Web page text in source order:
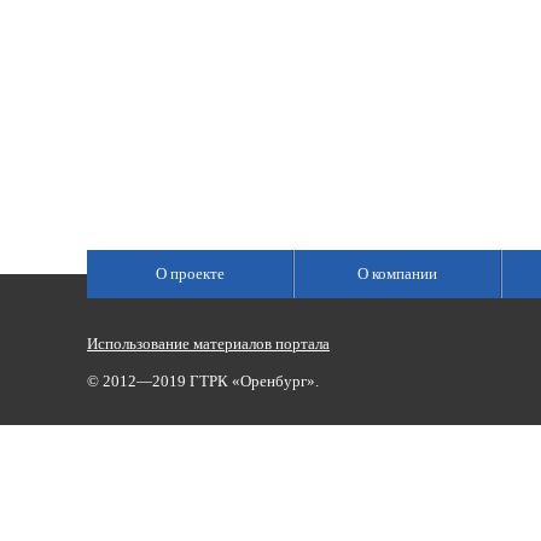
О проекте О компании
Использование материалов портала
© 2012—2019 ГТРК «Оренбург».
Сетевое издание «Государственный Интернет-Канал «Россия»